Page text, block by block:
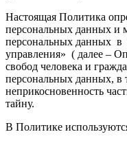
Настоящая Политика
персональных данных и
персональных данных
управления» ( далее –
свобод человека и
персональных данных, в
неприкосновенность
тайну.
В Политике